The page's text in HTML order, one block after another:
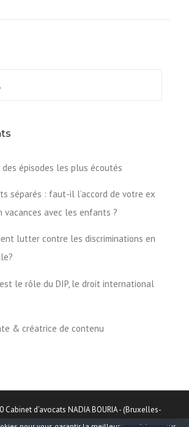
des épisodes les plus écoutés
séparés : faut-il l’accord de votre ex
vacances avec les enfants ?
lutter contre les discriminations en
le rôle du DIP, le droit international
& créatrice de contenu
d’avocats NADIA BOURIA - (Bruxelles-
wallon) - Tous droits réservés